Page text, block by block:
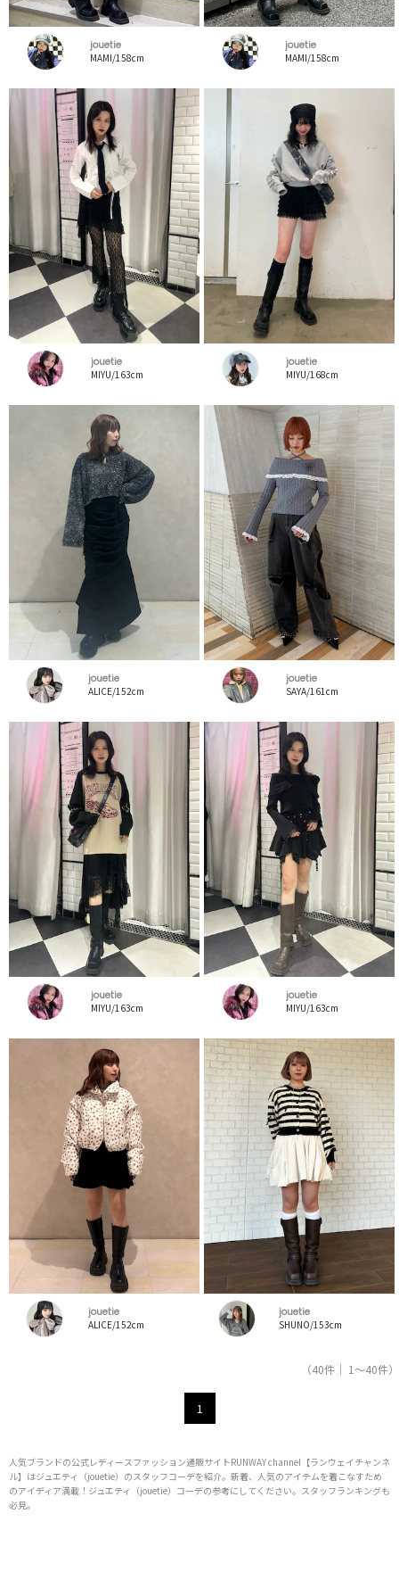
jouetie
MAMI/158cm
jouetie
MAMI/158cm
jouetie
MIYU/163cm
jouetie
MIYU/168cm
jouetie
ALICE/152cm
jouetie
SAYA/161cm
jouetie
MIYU/163cm
jouetie
MIYU/163cm
jouetie
ALICE/152cm
jouetie
SHUNO/153cm
（40件｜ 1～40件）
1
人気ブランドの公式レディースファッション通販サイトRUNWAY channel【ランウェイチャンネ
ル】はジュエティ（jouetie）のスタッフコーデを紹介。新着、人気のアイテムを着こなすため
のアイディア満載！ジュエティ（jouetie）コーデの参考にしてください。スタッフランキングも
必見。